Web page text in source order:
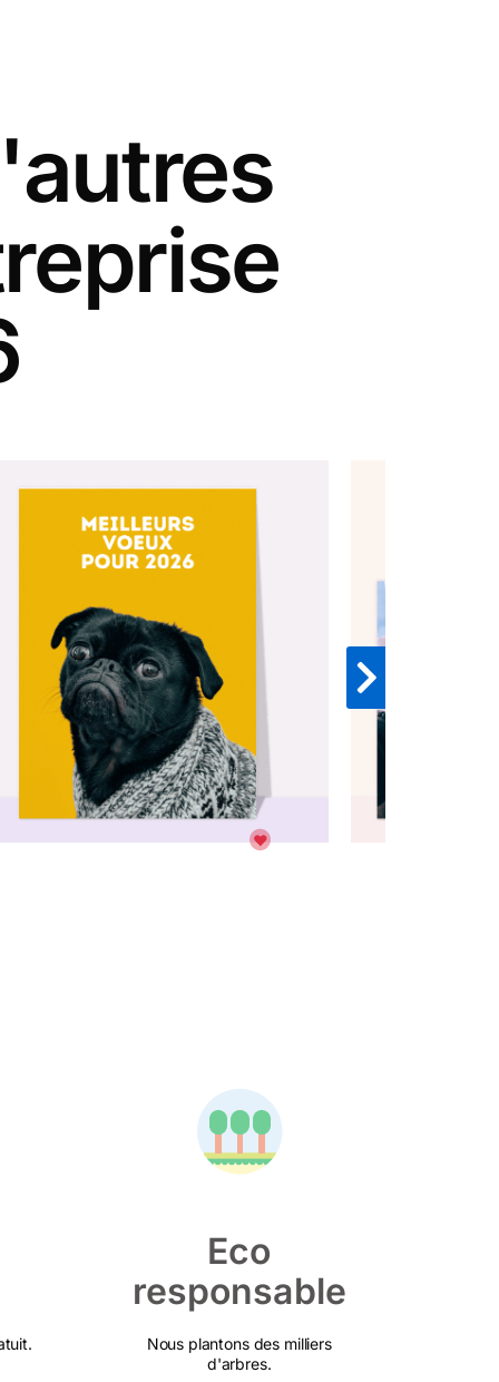
Eco
responsable
Nous plantons des milliers
d'arbres.